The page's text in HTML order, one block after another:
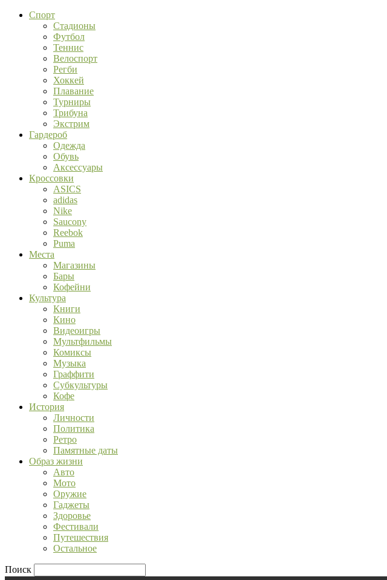
Спорт
Стадионы
Футбол
Теннис
Велоспорт
Регби
Хоккей
Плавание
Турниры
Трибуна
Экстрим
Гардероб
Одежда
Обувь
Аксессуары
Кроссовки
ASICS
adidas
Nike
Saucony
Reebok
Puma
Места
Магазины
Бары
Кофейни
Культура
Книги
Кино
Видеоигры
Мультфильмы
Комиксы
Музыка
Граффити
Субкультуры
Кофе
История
Личности
Политика
Ретро
Памятные даты
Образ жизни
Авто
Мото
Оружие
Гаджеты
Здоровье
Фестивали
Путешествия
Остальное
Поиск